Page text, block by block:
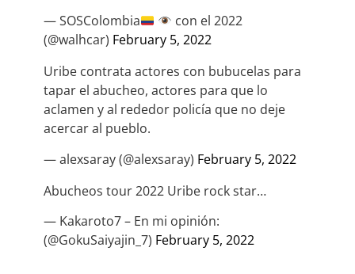
— SOSColombia
con el 2022
(@walhcar) February 5, 2022
Uribe contrata actores con bubucelas para
tapar el abucheo, actores para que lo
aclamen y al rededor policía que no deje
acercar al pueblo.
— alexsaray (@alexsaray) February 5, 2022
Abucheos tour 2022 Uribe rock star…
— Kakaroto7 – En mi opinión:
(@GokuSaiyajin_7) February 5, 2022